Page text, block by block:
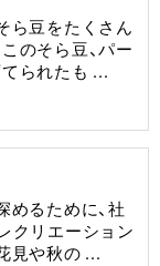
ら豆をたくさん
のそら豆、パー
られたも ...
めるために、社
クリエーション
見や秋の ...